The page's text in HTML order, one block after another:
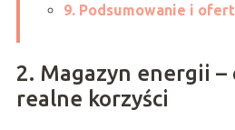
9. Podsumowanie i
2. Magazyn energii –
realne korzyści